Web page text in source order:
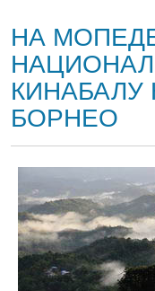
НА
КИНАБАЛУ
БОРНЕО